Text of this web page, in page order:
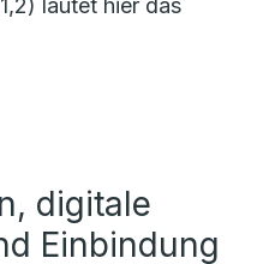
lautet hier das
digitale
Einbindung